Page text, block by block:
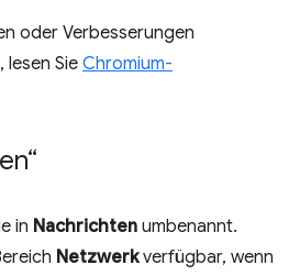
oder Verbesserungen
Sie Chromium-
in Nachrichten umbenannt.
Netzwerkverfügbar, wenn